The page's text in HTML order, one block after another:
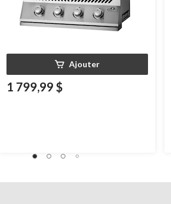
Ajouter
1 799,99 $